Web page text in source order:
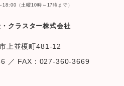
（土曜10時～17時まで）
クラスター株式会社
上並榎町481-12
／ FAX：027-360-3669